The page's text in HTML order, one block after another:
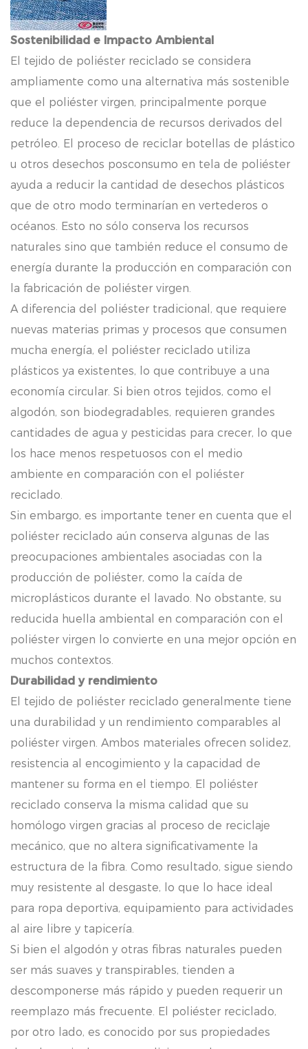
Sostenibilidad e Impacto Ambiental
El tejido de poliéster reciclado se considera
ampliamente como una alternativa más sostenible
que el poliéster virgen, principalmente porque
reduce la dependencia de recursos derivados del
petróleo. El proceso de reciclar botellas de plástico
u otros desechos posconsumo en tela de poliéster
ayuda a reducir la cantidad de desechos plásticos
que de otro modo terminarían en vertederos o
océanos. Esto no sólo conserva los recursos
naturales sino que también reduce el consumo de
energía durante la producción en comparación con
la fabricación de poliéster virgen.
A diferencia del poliéster tradicional, que requiere
nuevas materias primas y procesos que consumen
mucha energía, el poliéster reciclado utiliza
plásticos ya existentes, lo que contribuye a una
economía circular. Si bien otros tejidos, como el
algodón, son biodegradables, requieren grandes
cantidades de agua y pesticidas para crecer, lo que
los hace menos respetuosos con el medio
ambiente en comparación con el poliéster
reciclado.
Sin embargo, es importante tener en cuenta que el
poliéster reciclado aún conserva algunas de las
preocupaciones ambientales asociadas con la
producción de poliéster, como la caída de
microplásticos durante el lavado. No obstante, su
reducida huella ambiental en comparación con el
poliéster virgen lo convierte en una mejor opción en
muchos contextos.
Durabilidad y rendimiento
El tejido de poliéster reciclado generalmente tiene
una durabilidad y un rendimiento comparables al
poliéster virgen. Ambos materiales ofrecen solidez,
resistencia al encogimiento y la capacidad de
mantener su forma en el tiempo. El poliéster
reciclado conserva la misma calidad que su
homólogo virgen gracias al proceso de reciclaje
mecánico, que no altera significativamente la
estructura de la fibra. Como resultado, sigue siendo
muy resistente al desgaste, lo que lo hace ideal
para ropa deportiva, equipamiento para actividades
al aire libre y tapicería.
Si bien el algodón y otras fibras naturales pueden
ser más suaves y transpirables, tienden a
descomponerse más rápido y pueden requerir un
reemplazo más frecuente. El poliéster reciclado,
por otro lado, es conocido por sus propiedades